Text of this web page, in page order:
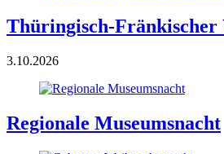
Thüringisch-
3.10.2026
Regionale Museumsnacht